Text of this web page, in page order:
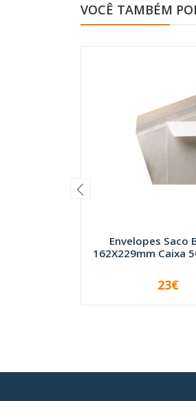
VOCÊ TAMBÉM
Envelopes Saco
162X229mm Caixa
+
23€